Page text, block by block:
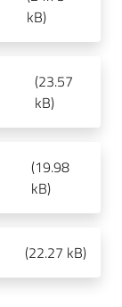
kB)
(23.57
kB)
(19.98
kB)
(22.27 kB)